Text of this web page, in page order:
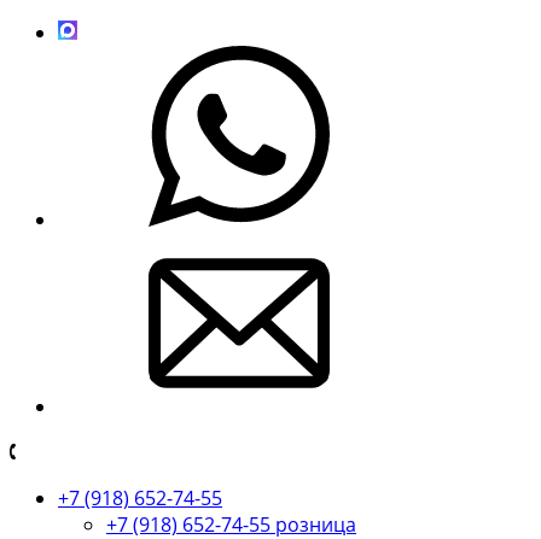
+7 (918) 652-74-55
+7 (918) 652-74-55 розница